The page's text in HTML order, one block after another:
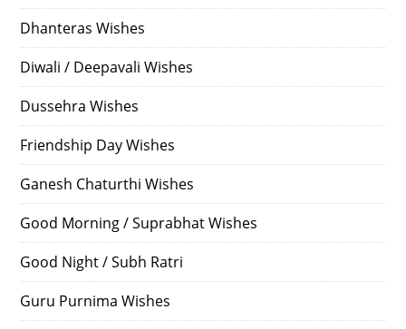
Dhanteras Wishes
Diwali / Deepavali Wishes
Dussehra Wishes
Friendship Day Wishes
Ganesh Chaturthi Wishes
Good Morning / Suprabhat Wishes
Good Night / Subh Ratri
Guru Purnima Wishes